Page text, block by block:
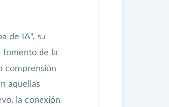
de IA", su
fomento de la
comprensión
aquellas
la conexión